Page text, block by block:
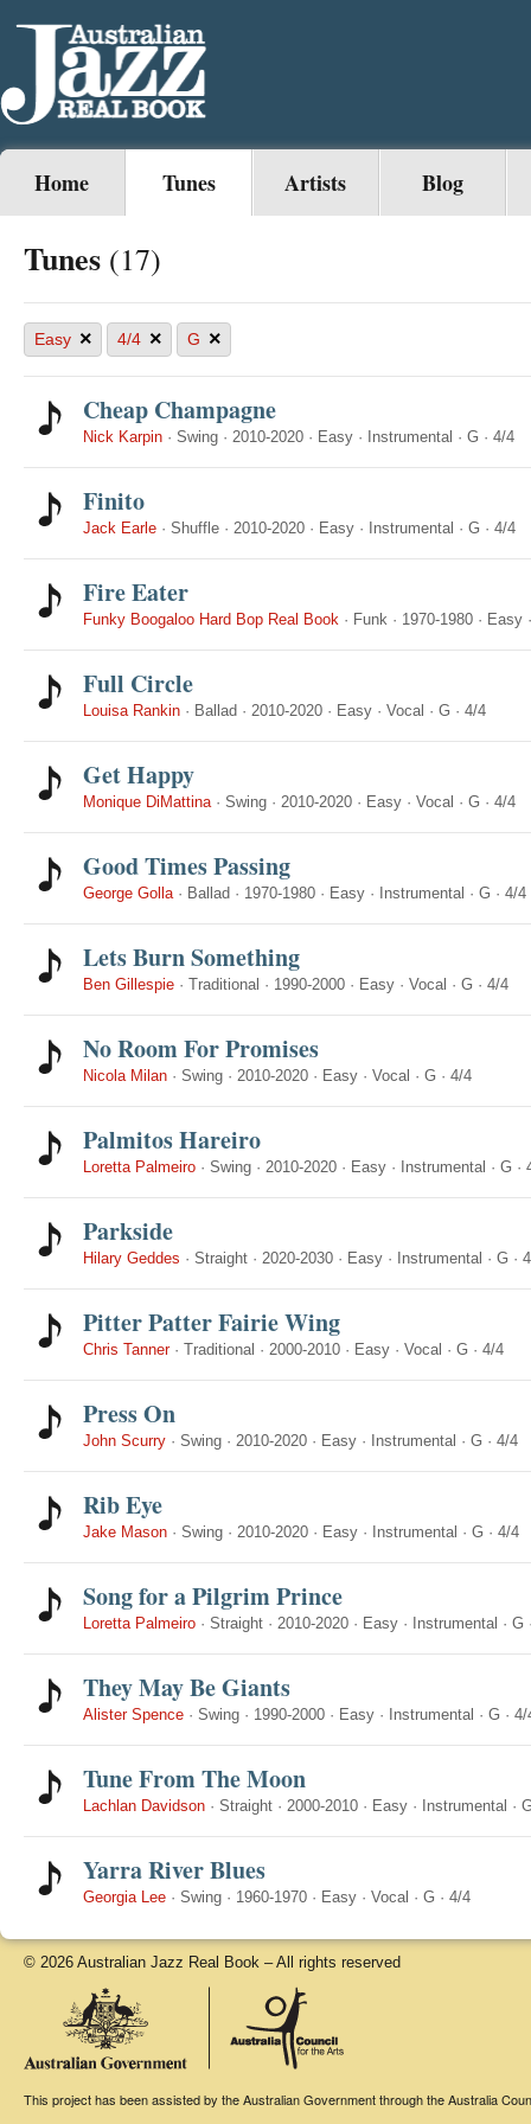
Home Tunes Artists Blog
Tunes (17)
Easy × 4/4 × G ×
Cheap Champagne
Nick Karpin · Swing · 2010-2020 · Easy · Instrumental · G · 4/4
Finito
Jack Earle · Shuffle · 2010-2020 · Easy · Instrumental · G · 4/4
Fire Eater
Funky Boogaloo Hard Bop Real Book · Funk · 1970-1980 · Easy
Full Circle
Louisa Rankin · Ballad · 2010-2020 · Easy · Vocal · G · 4/4
Get Happy
Monique DiMattina· Swing · 2010-2020 · Easy · Vocal · G · 4/4
Good Times Passing
George Golla· Ballad · 1970-1980 · Easy · Instrumental · G · 4/4
Lets Burn Something
Ben Gillespie · Traditional · 1990-2000 · Easy · Vocal · G · 4/4
No Room For Promises
Nicola Milan · Swing · 2010-2020 · Easy · Vocal · G · 4/4
Palmitos Hareiro
Loretta Palmeiro · Swing · 2010-2020 · Easy · Instrumental · G ·
Parkside
Hilary Geddes · Straight · 2020-2030 · Easy · Instrumental · G ·
Pitter Patter Fairie Wing
Chris Tanner· Traditional · 2000-2010 · Easy · Vocal · G · 4/4
Press On
John Scurry · Swing · 2010-2020 · Easy · Instrumental · G · 4/4
Rib Eye
Jake Mason · Swing · 2010-2020 · Easy · Instrumental · G · 4/4
Song for a Pilgrim Prince
Loretta Palmeiro · Straight · 2010-2020 · Easy · Instrumental · G
They May Be Giants
Alister Spence · Swing · 1990-2000 · Easy · Instrumental · G · 4/
Tune From The Moon
Lachlan Davidson · Straight · 2000-2010 · Easy · Instrumental ·
Yarra River Blues
Georgia Lee · Swing · 1960-1970 · Easy · Vocal · G · 4/4
© 2026 Australian Jazz Real Book – All rights reserved
This project has been assisted by the Australian Government through the Australia